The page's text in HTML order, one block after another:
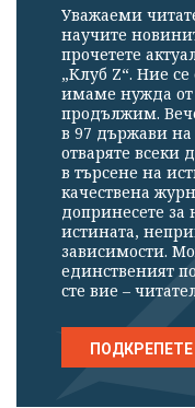
Уважаеми
научите
прочетете
„Клуб Z“. Ние
имаме нужда от
продължим.
в 97 държави на
отваряте всеки
в търсене на
качествена
допринесете
истината,
зависимости.
единственият
сте вие –
ПОДКРЕПЕТЕ